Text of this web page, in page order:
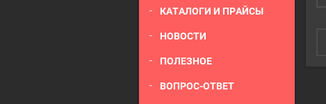
КАТАЛОГИ И ПРАЙСЫ
НОВОСТИ
ПОЛЕЗНОЕ
ВОПРОС-ОТВЕТ